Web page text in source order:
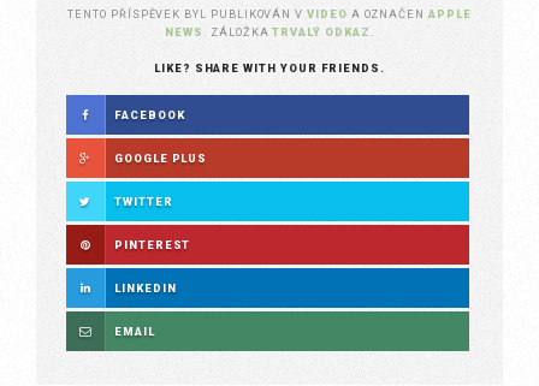
TENTO PŘÍSPĚVEK BYL PUBLIKOVÁN VVIDEO A OZNAČENAPPLE
NEWS
. ZÁLOŽKATRVALÝ ODKAZ
LIKE? SHARE WITH YOUR FRIENDS.
FACEBOOK
GOOGLE PLUS
TWITTER
PINTEREST
LINKEDIN
EMAIL